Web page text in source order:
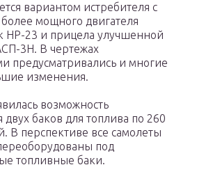
вариантом истребителя с
мощного двигателя
НР-23 и прицела улучшенной
3Н. В чертежах
предусматривались и многие
изменения.
возможность
баков для топлива по 260
В перспективе все самолеты
под
топливные баки.